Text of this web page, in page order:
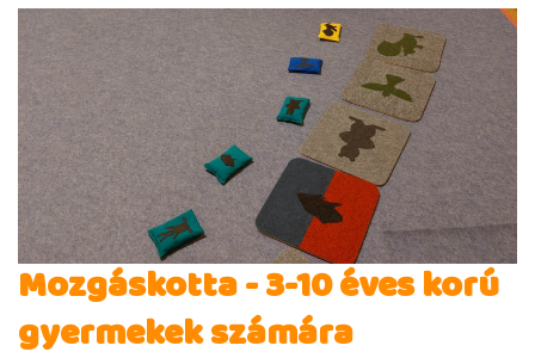
Mozgáskotta - 3-10 éves korú
gyermekek számára